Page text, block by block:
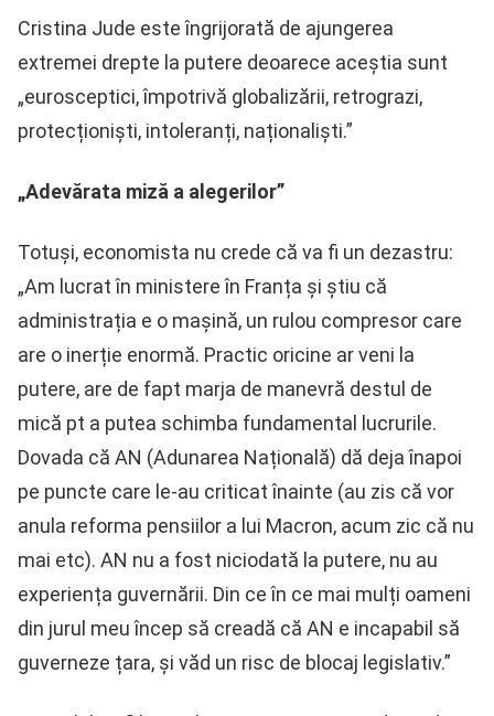
Cristina Jude este îngrijorată de ajungerea
extremei drepte la putere deoarece aceștia sunt
„eurosceptici, împotrivă globalizării, retrograzi,
protecționiști, intoleranți, naționaliști.”
„Adevărata miză a alegerilor”
Totuși, economista nu crede că va fi un dezastru:
„Am lucrat în ministere în Franța și știu că
administrația e o mașină, un rulou compresor care
are o inerție enormă. Practic oricine ar veni la
putere, are de fapt marja de manevră destul de
mică pt a putea schimba fundamental lucrurile.
Dovada că AN (Adunarea Națională) dă deja înapoi
pe puncte care le-au criticat înainte (au zis că vor
anula reforma pensiilor a lui Macron, acum zic că nu
mai etc). AN nu a fost niciodată la putere, nu au
experiența guvernării. Din ce în ce mai mulți oameni
din jurul meu încep să creadă că AN e incapabil să
guverneze țara, și văd un risc de blocaj legislativ.”